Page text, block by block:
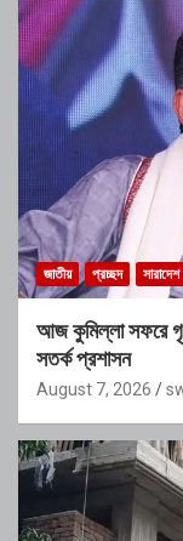
জাতীয় প্রচ্ছদ সারাদেশ
আজ কুমিল্লা সফরে
সতর্ক প্রশাসন
August 7, 2026